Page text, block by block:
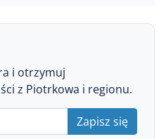
i otrzymuj
z Piotrkowa i regionu.
Zapisz się